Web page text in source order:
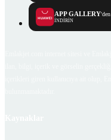
APP GALLERY'den
İNDİRİN